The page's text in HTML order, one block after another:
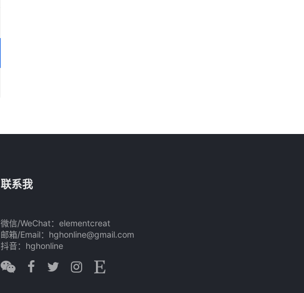
联系我
微信/WeChat：elementcreat
邮箱/Email：hghonline@gmail.com
抖音：hghonline